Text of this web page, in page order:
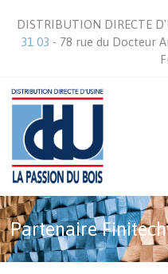
DISTRIBUTION DIRECTE
31 03 - 78 rue du Docteur
Partenaire Finitech